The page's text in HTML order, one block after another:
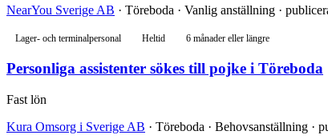
NearYou Sverige AB · Töreboda · Vanlig anställning ·
Lager- och terminalpersonal Heltid 6 månader eller längre
Personliga assistenter sökes till pojke i Töreboda
Fast lön
Kura Omsorg i Sverige AB · Töreboda · Behovsanställning ·